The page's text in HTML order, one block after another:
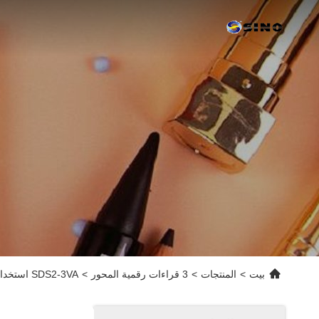
بيت > المنتجات > 3 قراءات رقمية المحور > SDS2-3VA استخدام شاشة القراءة الرقمية عالية الدقة في عمليات المعادن المختلفة